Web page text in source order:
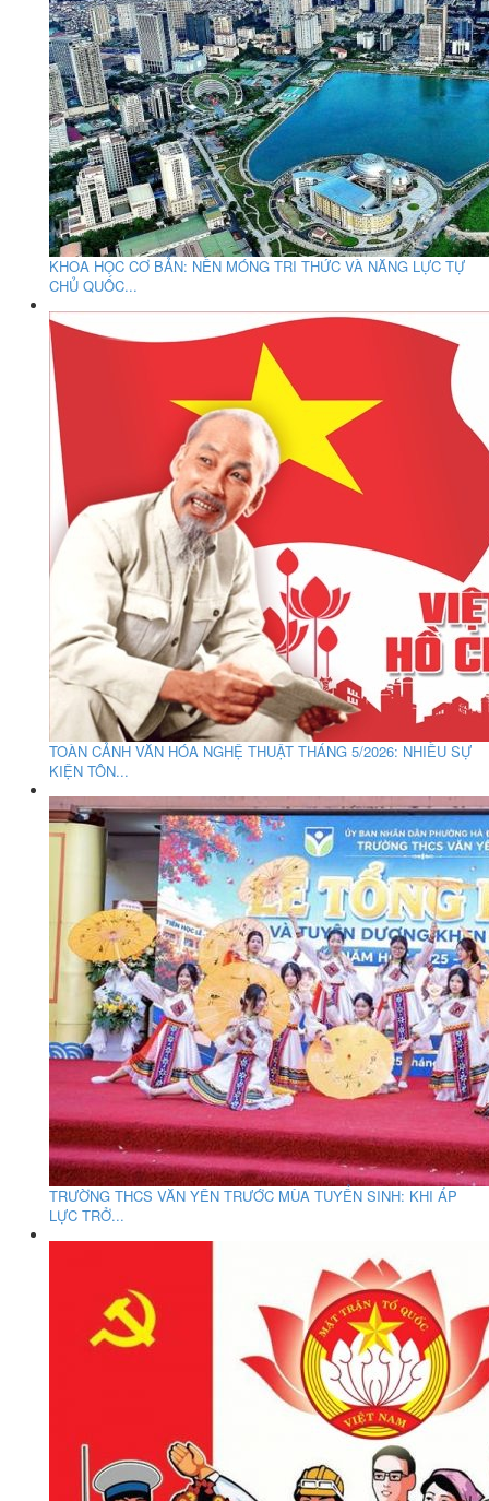
KHOA HỌC CƠ BẢN: NỀN MÓNG TRI THỨC VÀ NĂNG LỰC TỰ
CHỦ QUỐC...
TOÀN CẢNH VĂN HÓA NGHỆ THUẬT THÁNG 5/2026: NHIỀU SỰ
KIỆN TÔN...
TRƯỜNG THCS VĂN YÊN TRƯỚC MÙA TUYỂN SINH: KHI ÁP
LỰC TRỞ...